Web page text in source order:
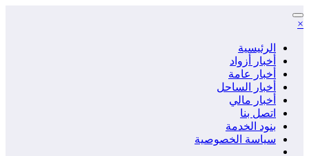
التجاوز
إلى
×
الرئيسية
أخبار أزواد
أخبار عامة
أخبار الساحل
أخبار مالي
اتصل بنا
بنود الخدمة
سياسة الخصوصية